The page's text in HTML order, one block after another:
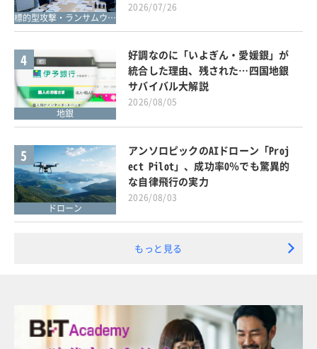
標的型攻撃・ランサムウェア対策
2026/07/26
4
地銀
好調なのに「いよぎん・愛媛銀」が
統合した理由、残された…四国地銀
サバイバル大解説
2026/08/05
5
ドローン
アンソロピックのAIドローン「Proj
ect Pilot」、成功率0％でも驚異的
な自律飛行の実力
2026/08/03
もっと見る